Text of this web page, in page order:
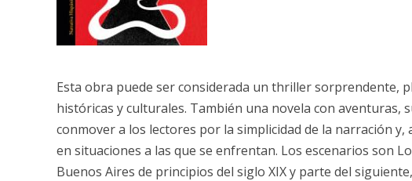
Esta obra puede ser considerada un thriller sorprendente,
históricas y culturales. También una novela con aventuras,
conmover a los lectores por la simplicidad de la narración
en situaciones a las que se enfrentan. Los escenarios son
Buenos Aires de principios del siglo XIX y parte del